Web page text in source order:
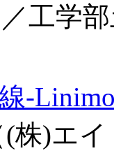
工学
-
(株)エ